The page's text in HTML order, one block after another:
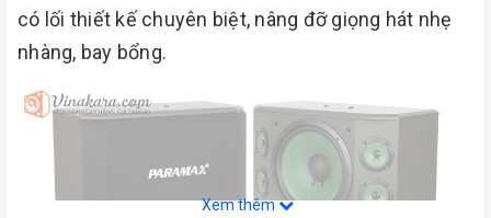
có lối thiết kế chuyên biệt, nâng đỡ giọng hát nhẹ
nhàng, bay bổng.
Xem thêm